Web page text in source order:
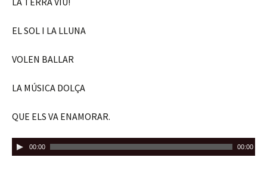
EL SOL I LA LLUNA
VOLEN BALLAR
LA MÚSICA DOLÇA
QUE ELS VA ENAMORAR.
R
e
00:00 00:00